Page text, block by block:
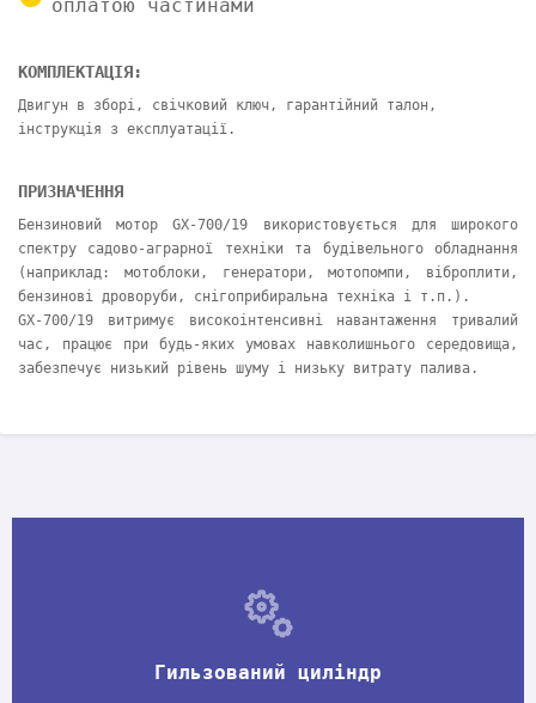
оплатою частинами
КОМПЛЕКТАЦІЯ:
Двигун в зборі, свічковий ключ, гарантійний талон,
інструкція з експлуатації.
ПРИЗНАЧЕННЯ
Бензиновий мотор GX-700/19 використовується для широкого
спектру садово-аграрної техніки та будівельного обладнання
(наприклад: мотоблоки, генератори, мотопомпи, віброплити,
бензинові дроворуби, снігоприбиральна техніка і т.п.).
GX-700/19 витримує високоінтенсивні навантаження тривалий
час, працює при будь-яких умовах навколишнього середовища,
забезпечує низький рівень шуму і низьку витрату палива.
Гильзований циліндр